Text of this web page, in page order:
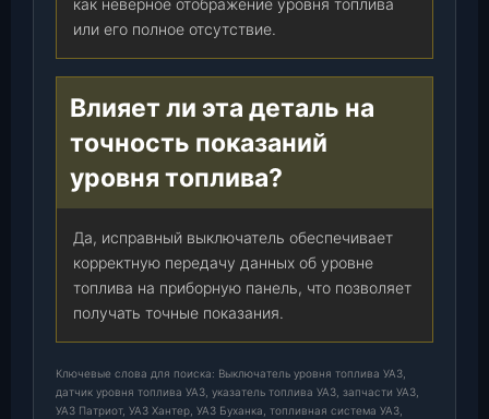
или его полное отсутствие.
Влияет ли эта деталь на
точность показаний
уровня топлива?
Да, исправный выключатель обеспечивает
корректную передачу данных об уровне
топлива на приборную панель, что позволяет
получать точные показания.
Ключевые слова для поиска: Выключатель уровня топлива УАЗ,
датчик уровня топлива УАЗ, указатель топлива УАЗ, запчасти УАЗ,
УАЗ Патриот, УАЗ Хантер, УАЗ Буханка, топливная система УАЗ,